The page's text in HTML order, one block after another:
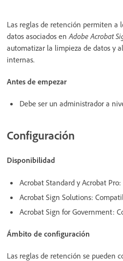
Las reglas de retención permiten a
datos asociados en Adobe Acrobat
automatizar la limpieza de datos y
internas.
Antes de empezar
Debe ser un administrador a
Configuración
Disponibilidad
Acrobat Standard y Acrobat
Acrobat Sign Solutions:
Acrobat Sign for Government:
Ámbito de configuración
Las reglas de retención se pueden